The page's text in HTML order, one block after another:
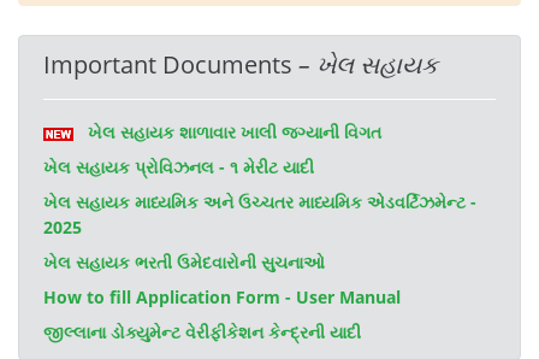
Important Documents – ખેલ સહાયક
ખેલ સહાયક શાળાવાર ખાલી જગ્યાની વિગત
ખેલ સહાયક પ્રોવિઝનલ - ૧ મેરીટ યાદી
ખેલ સહાયક માધ્યમિક અને ઉચ્ચતર માધ્યમિક એડવર્ટિઝમેન્ટ -
2025
ખેલ સહાયક ભરતી ઉમેદવારોની સુચનાઓ
How to fill Application Form - User Manual
જીલ્લાના ડોક્યુમેન્‍ટ વેરીફીકેશન કેન્દ્રની યાદી